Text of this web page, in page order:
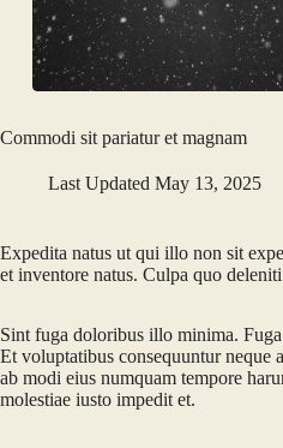
Commodi sit pariatur et magnam
Last Updated May 13, 2025
Expedita natus ut qui illo non sit
et inventore natus. Culpa quo
Sint fuga doloribus illo minima.
Et voluptatibus consequuntur neque
ab modi eius numquam tempore
molestiae iusto impedit et.